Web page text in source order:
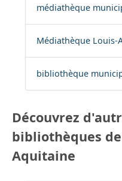
médiathèque
Médiathèque Louis-
bibliothèque
Découvrez
bibliothèques
Aquitaine